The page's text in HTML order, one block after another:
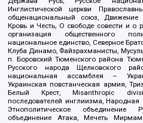
Инглистической церкви
общенациональный союз, Движение
Кровь и Честь, О свободе совести и о
организация общественного
национальное единство, Северное
Клуба Динамо, Файзрахманисты,
п. Боровский Тюменского района
Русского народа Щелковского
национальная ассамблея –
Украинская повстанческая армия,
Белый Крест, Misanthropic
последователей инглиизма,
Этнополитическое объединение
объединение Атака, Мечеть